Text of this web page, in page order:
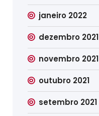
janeiro 2022
dezembro 2021
novembro 2021
outubro 2021
setembro 2021